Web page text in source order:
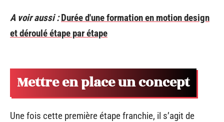
A voir aussi : Durée d'une formation en motion design
et déroulé étape par étape
Mettre en place un concept
Une fois cette première étape franchie, il s’agit de